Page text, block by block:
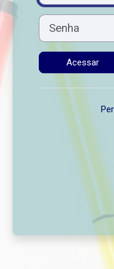
Senha
Acessar